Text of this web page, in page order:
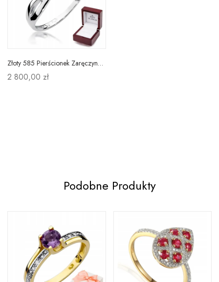
Złoty 585 Pierścionek Zaręczynowy Brylant 0,10ct
2 800,00 zł
Podobne Produkty